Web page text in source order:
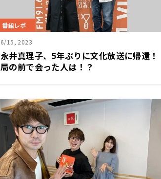
番組レポ
6/15, 2023
永井真理子、5年ぶりに文化放送に帰還！
局の前で会った人は！？